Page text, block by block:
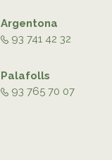
Argentona
93 741 42 32
Palafolls
93 765 70 07